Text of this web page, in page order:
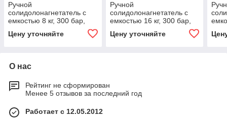
Ручной
солидолонагнетатель с
емкостью 8 кг, 300 бар,
Цену уточняйте
Ручной
солидолонагнетатель с
емкостью 16 кг, 300 бар,
Цену уточняйте
О нас
Рейтинг не сформирован
Менее 5 отзывов за последний год
Работает с 12.05.2012